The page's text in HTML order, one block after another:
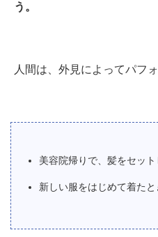
う。
人間は、外見によってパフ
美容院帰りで、髪をセッ
新しい服をはじめて着たと